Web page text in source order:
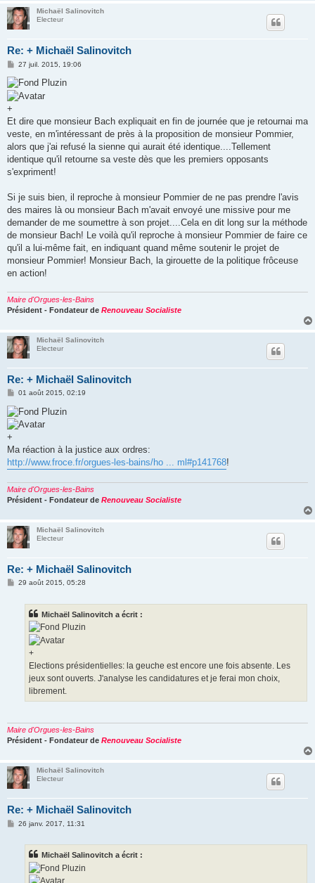
Michaël Salinovitch
Electeur
Re: + Michaël Salinovitch
M
s
s
a
27 juil. 2015, 19:06
+
Et dire que monsieur Bach expliquait en fin de journée que je retournai ma
veste, en m'intéressant de près à la proposition de monsieur Pommier,
alors que j'ai refusé la sienne qui aurait été identique....Tellement
identique qu'il retourne sa veste dès que les premiers opposants
s'expriment!
Si je suis bien, il reproche à monsieur Pommier de ne pas prendre l'avis
des maires là ou monsieur Bach m'avait envoyé une missive pour me
demander de me soumettre à son projet....Cela en dit long sur la méthode
de monsieur Bach! Le voilà qu'il reproche à monsieur Pommier de faire ce
qu'il a lui-même fait, en indiquant quand même soutenir le projet de
monsieur Pommier! Monsieur Bach, la girouette de la politique frôceuse
en action!
Maire d'Orgues-les-Bains
Président - Fondateur de Renouveau Socialiste
Michaël Salinovitch
Electeur
Re: + Michaël Salinovitch
M
s
s
a
01 août 2015, 02:19
+
Ma réaction à la justice aux ordres:
http://www.froce.fr/orgues-les-bains/ho ... ml#p141768!
Maire d'Orgues-les-Bains
Président - Fondateur de Renouveau Socialiste
Michaël Salinovitch
Electeur
Re: + Michaël Salinovitch
M29 août 2015, 05:28
Michaël Salinovitch a écrit :
+
Elections présidentielles: la geuche est encore une fois absente. Les
jeux sont ouverts. J'analyse les candidatures et je ferai mon choix,
librement.
Maire d'Orgues-les-Bains
Président - Fondateur de Renouveau Socialiste
Michaël Salinovitch
Electeur
Re: + Michaël Salinovitch
M26 janv. 2017, 11:31
Michaël Salinovitch a écrit :